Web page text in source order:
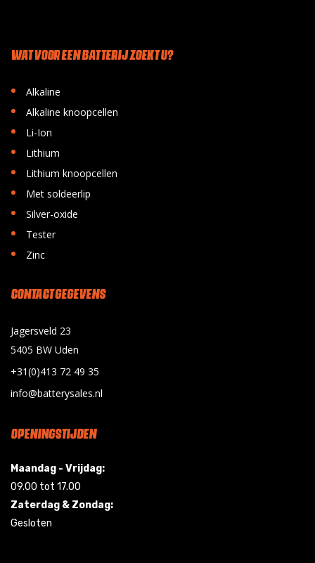
WAT VOOR EEN BATTERIJ ZOEKT U?
• Alkaline
• Alkaline knoopcellen
• Li-Ion
• Lithium
• Lithium knoopcellen
• Met soldeerlip
• Silver-oxide
• Tester
• Zinc
CONTACT GEGEVENS
Jagersveld 23
5405 BW Uden
+31(0)413 72 49 35
info@batterysales.nl
OPENINGSTIJDEN
Maandag - Vrijdag:
09.00 tot 17.00
Zaterdag & Zondag:
Gesloten